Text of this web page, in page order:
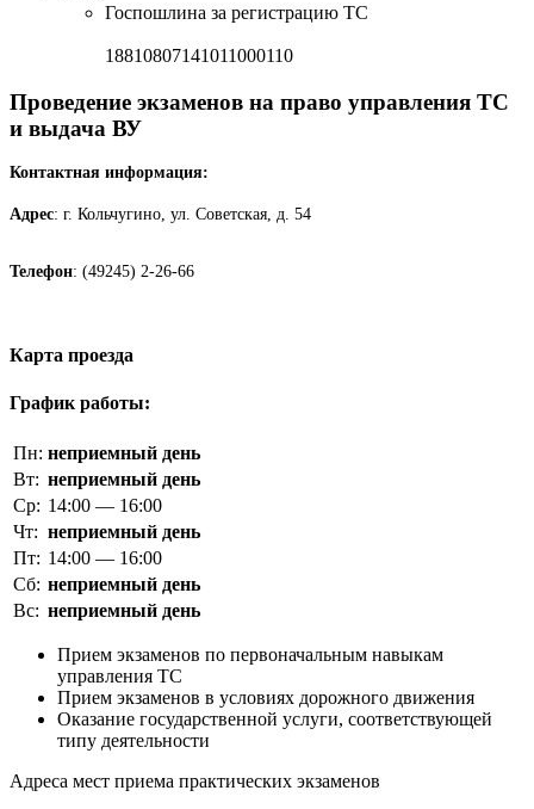
Госпошлина за регистрацию ТС
18810807141011000110
Проведение экзаменов на право управления ТС
и выдача ВУ
Контактная информация:
Адрес: г. Кольчугино, ул. Советская, д. 54
Телефон: (49245) 2-26-66
Карта проезда
График работы:
Пн: неприемный день
Вт: неприемный день
Ср: 14:00 — 16:00
Чт: неприемный день
Пт: 14:00 — 16:00
Сб: неприемный день
Вс: неприемный день
Прием экзаменов по первоначальным навыкам
управления ТС
Прием экзаменов в условиях дорожного движения
Оказание государственной услуги, соответствующей
типу деятельности
Адреса мест приема практических экзаменов